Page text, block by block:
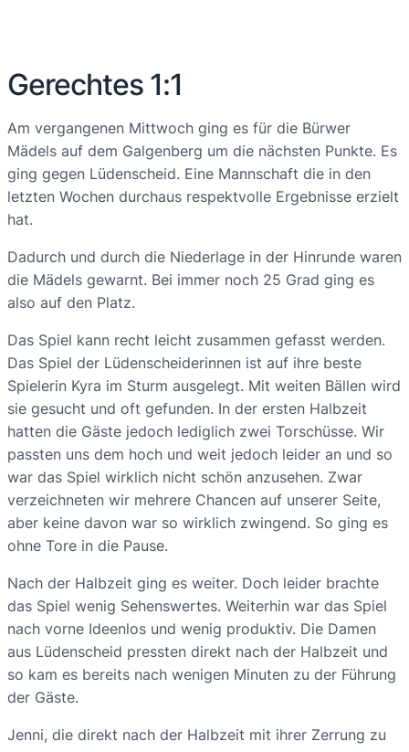
Gerechtes 1:1
Am vergangenen Mittwoch ging es für die Bürwer
Mädels auf dem Galgenberg um die nächsten Punkte. Es
ging gegen Lüdenscheid. Eine Mannschaft die in den
letzten Wochen durchaus respektvolle Ergebnisse erzielt
hat.
Dadurch und durch die Niederlage in der Hinrunde waren
die Mädels gewarnt. Bei immer noch 25 Grad ging es
also auf den Platz.
Das Spiel kann recht leicht zusammen gefasst werden.
Das Spiel der Lüdenscheiderinnen ist auf ihre beste
Spielerin Kyra im Sturm ausgelegt. Mit weiten Bällen wird
sie gesucht und oft gefunden. In der ersten Halbzeit
hatten die Gäste jedoch lediglich zwei Torschüsse. Wir
passten uns dem hoch und weit jedoch leider an und so
war das Spiel wirklich nicht schön anzusehen. Zwar
verzeichneten wir mehrere Chancen auf unserer Seite,
aber keine davon war so wirklich zwingend. So ging es
ohne Tore in die Pause.
Nach der Halbzeit ging es weiter. Doch leider brachte
das Spiel wenig Sehenswertes. Weiterhin war das Spiel
nach vorne Ideenlos und wenig produktiv. Die Damen
aus Lüdenscheid pressten direkt nach der Halbzeit und
so kam es bereits nach wenigen Minuten zu der Führung
der Gäste.
Jenni, die direkt nach der Halbzeit mit ihrer Zerrung zu